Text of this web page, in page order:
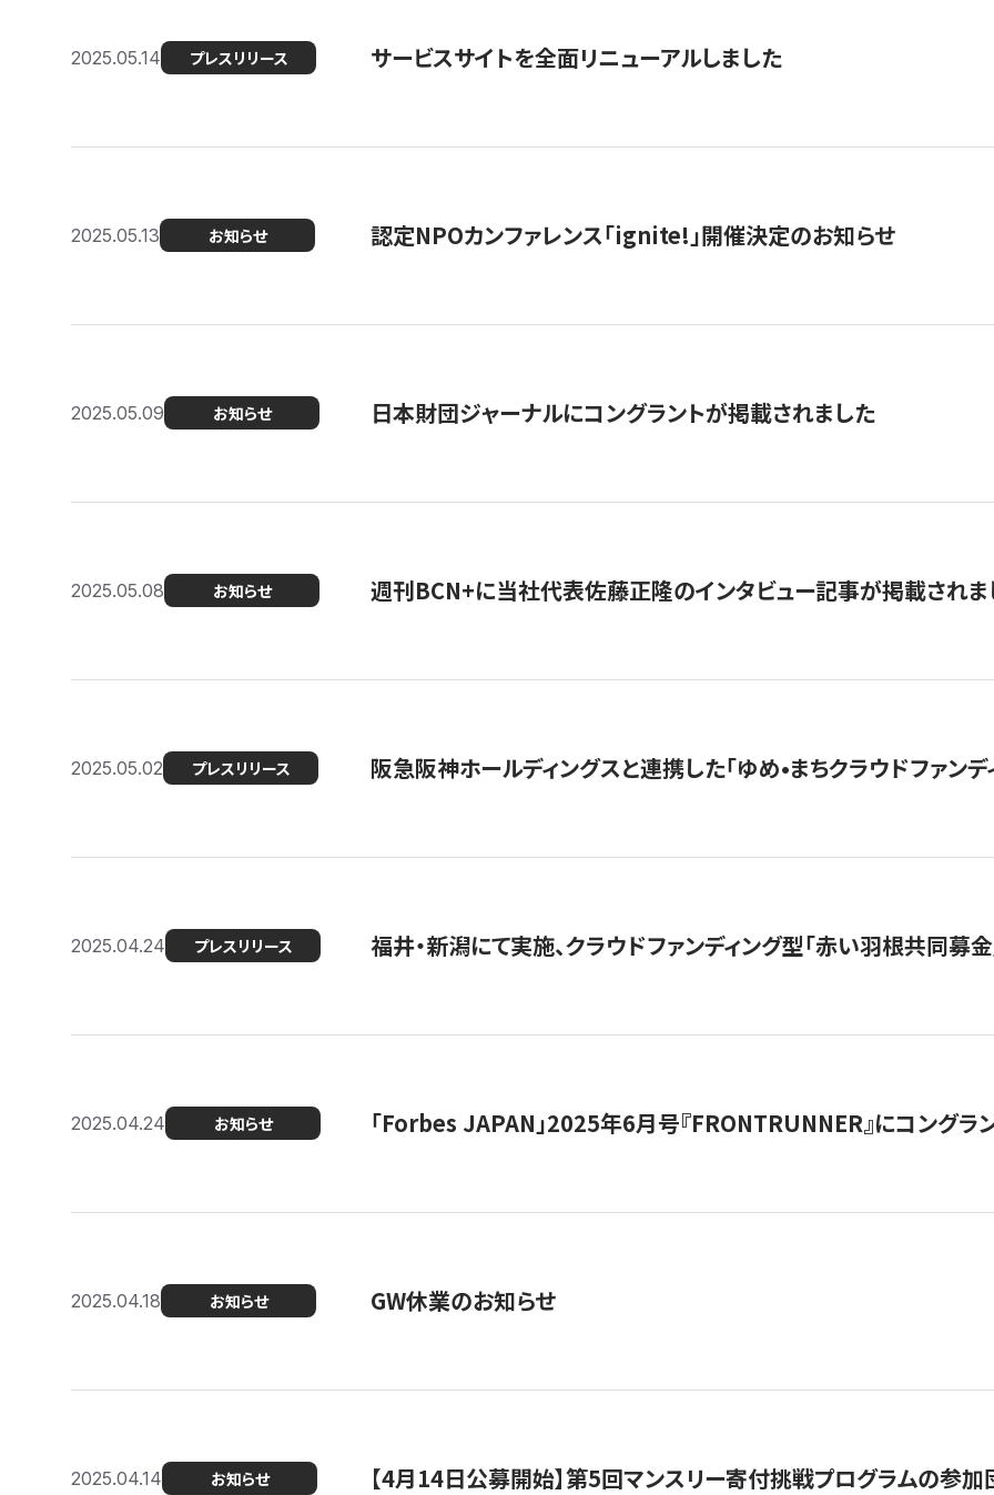
2025.05.14 プレスリリース サービスサイトを全面リニューアルしました
2025.05.13 お知らせ 認定NPOカンファレンス「ignite!」開催決定のお知らせ
2025.05.09 お知らせ 日本財団ジャーナルにコングラントが掲載されました
2025.05.08 お知らせ 週刊BCN+に当社代表佐藤正隆のインタビュー記事が掲載されま
2025.05.02 プレスリリース 阪急阪神ホールディングスと連携した「ゆめ•まちクラウドファン
2025.04.24 プレスリリース 福井・新潟にて実施、クラウドファンディング型「赤い羽根共同
2025.04.24 お知らせ 「Forbes JAPAN」2025年6月号『FRONTRUNNER』にコングラ
2025.04.18 お知らせ GW休業のお知らせ
2025.04.14 お知らせ 【4月14日公募開始】第5回マンスリー寄付挑戦プログラムの参